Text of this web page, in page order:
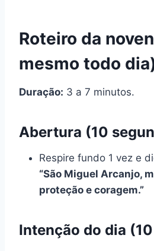
Roteiro da
mesmo todo
Duração: 3 a 7 minutos.
Abertura (10
Respire fundo 1 vez e
“São Miguel Arcanjo,
proteção e coragem.”
Intenção do dia